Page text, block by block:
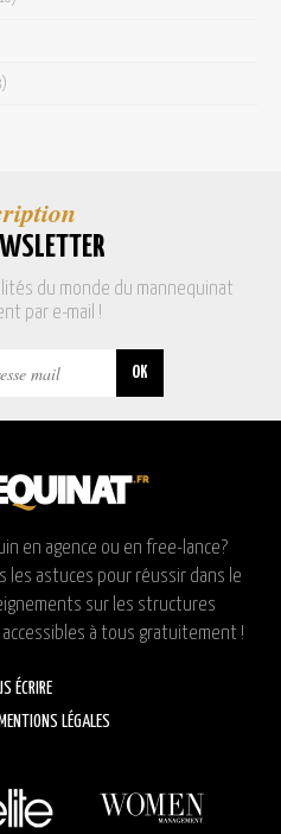
du monde du mannequinat
par e-mail !
en agence ou en free-lance?
les astuces pour réussir dans le
sur les structures
à tous gratuitement !
ÉCRIRE
MENTIONS LÉGALES